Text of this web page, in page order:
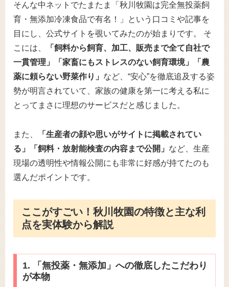
そんな中ネットでたまたま「秋川牧園は完全無投薬飼
育・無添加冷凍食品で有名！」という口コミや記事を
目にし、公式サイトを覗いてみたのが始まりです。 そ
こには、
「飼料から飼育、加工、販売まで全て自社で
一貫管理」「家畜にもストレスのない飼育環境」「農
薬に頼らない野菜作り」 など、“安心”を徹底追及する姿
勢が明言されていて、家族の健康を第一に考える私に
とってまさに理想のサービスだと感じました。
また、
「生産者の顔や思いがサイトに掲載されてい
る」「飼料・放射能検査の内容まで公開」 など、生産
現場の透明性や情報公開にも非常に好感が持てたのも
選んだポイントです。
ここがすごい！秋川牧園の特徴と主な利
点を実体験から解説
1. 「無投薬・無添加」への徹底したこだわり
が本物